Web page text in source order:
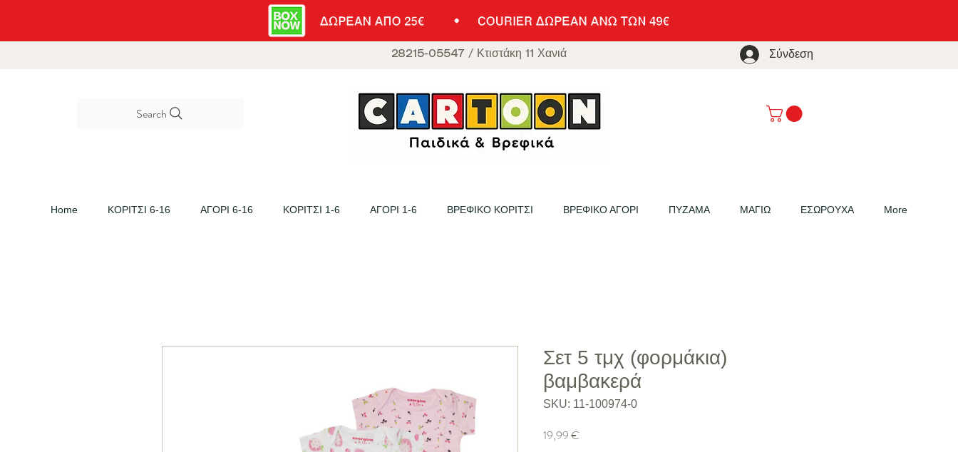
28215-05547 / Κτιστάκη 11 Χανιά Σύνδεση
Search
Home ΚΟΡΙΤΣΙ 6-16 ΑΓΟΡΙ 6-16 ΚΟΡΙΤΣΙ 1-6 ΑΓΟΡΙ 1-6 ΒΡΕΦΙΚΟ ΚΟΡΙΤΣΙ ΒΡΕΦΙΚΟ ΑΓΟΡΙ ΠΥΖΑΜΑ ΜΑΓΙΩ ΕΣΩΡΟΥΧΑ More
Σετ 5 τμχ (φορμάκια)
βαμβακερά
SKU: 11-100974-0
19,99 €